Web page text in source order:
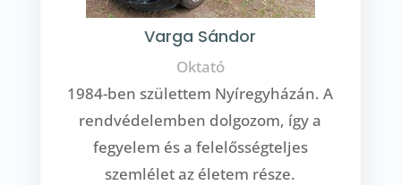
Varga Sándor
Oktató
1984-ben születtem Nyíregyházán. A
rendvédelemben dolgozom, így a
fegyelem és a felelősségteljes
szemlélet az életem része.